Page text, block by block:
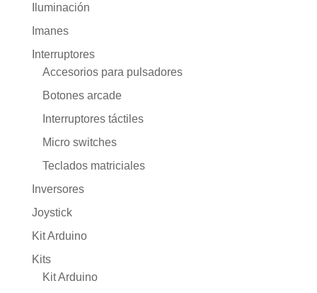
Iluminación
Imanes
Interruptores
Accesorios para pulsadores
Botones arcade
Interruptores táctiles
Micro switches
Teclados matriciales
Inversores
Joystick
Kit Arduino
Kits
Kit Arduino